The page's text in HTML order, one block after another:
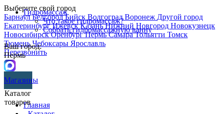
Выберите свой город
БарнаулБелгородБийск ВолгоградВоронеж Другой город
ЕкатеринбургИжевскКазаньНижний Новгород Новокузнецк
НовосибирскОренбургПермьСамараТольятти Томск
ТюменьЧебоксары Ярославль
Перезвонить
Гидромассаж
Что такое гидромассаж?
Собрать гидромассажную ванну
Ваш город:
Пермь
Магазины
Каталог
товаровГлавная